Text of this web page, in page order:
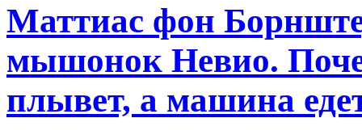
Маттиас фон
мышонок Невио.
плывет, а машина